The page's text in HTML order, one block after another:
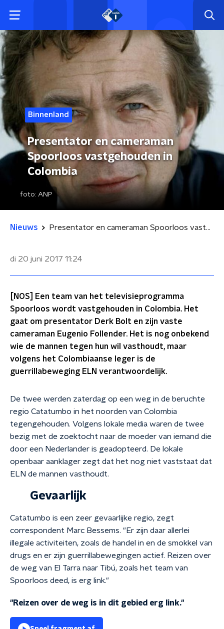
Binnenland
Presentator en cameraman
Spoorloos vastgehouden in
Colombia
foto: ANP
Nieuws Presentator en cameraman Spoorloos vastgehouden in Colombia
di 20 juni 2017 11:24
[NOS] Een team van het televisieprogramma
Spoorloos wordt vastgehouden in Colombia. Het
gaat om presentator Derk Bolt en zijn vaste
cameraman Eugenio Follender. Het is nog onbekend
wie de mannen tegen hun wil vasthoudt, maar
volgens het Colombiaanse leger is de
guerrillabeweging ELN verantwoordelijk.
De twee werden zaterdag op een weg in de beruchte
regio Catatumbo in het noorden van Colombia
tegengehouden. Volgens lokale media waren de twee
bezig met de zoektocht naar de moeder van iemand die
door een Nederlander is geadopteerd. De lokale
openbaar aanklager zegt dat het nog niet vaststaat dat
ELN de mannen vasthoudt.
Gevaarlijk
Catatumbo is een zeer gevaarlijke regio, zegt
correspondent Marc Bessems. "Er zijn daar allerlei
illegale activiteiten, zoals de handel in en de smokkel van
drugs en er zijn guerrillabewegingen actief. Reizen over
de weg van El Tarra naar Tibú, zoals het team van
Spoorloos deed, is erg link."
"Reizen over de weg is in dit gebied erg link."